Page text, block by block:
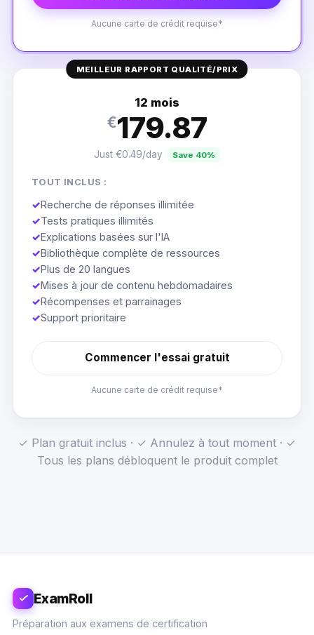
Aucune carte de crédit requise*
MEILLEUR RAPPORT QUALITÉ/PRIX
12 mois
€179.87
Just €0.49/day Save 40%
TOUT INCLUS :
✓Recherche de réponses illimitée
✓Tests pratiques illimités
✓Explications basées sur l'IA
✓Bibliothèque complète de ressources
✓Plus de 20 langues
✓Mises à jour de contenu hebdomadaires
✓Récompenses et parrainages
✓Support prioritaire
Commencer l'essai gratuit
Aucune carte de crédit requise*
✓ Plan gratuit inclus · ✓ Annulez à tout moment · ✓
Tous les plans débloquent le produit complet
ExamRoll
Préparation aux examens de certification